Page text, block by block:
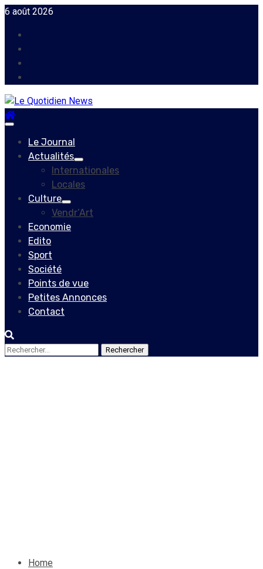
Skip
content
6 août 2026
Primary
Le Journal
Actualités
Internationales
Locales
Culture
Vendr’Art
Economie
Edito
Sport
Société
Points de vue
Petites Annonces
Contact
Rechercher :
Home